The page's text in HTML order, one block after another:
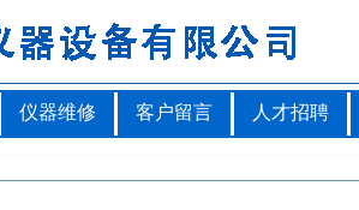
仪器维修 客户留言 人才招聘